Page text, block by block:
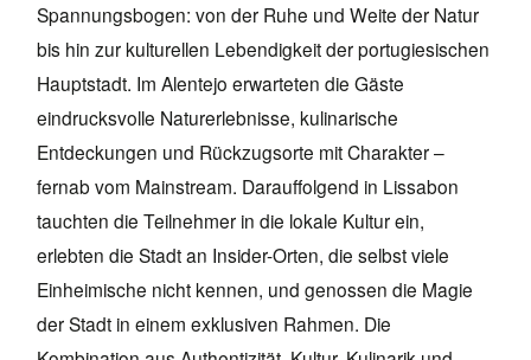
Spannungsbogen: von der Ruhe und Weite der Natur
bis hin zur kulturellen Lebendigkeit der portugiesischen
Hauptstadt. Im Alentejo erwarteten die Gäste
eindrucksvolle Naturerlebnisse, kulinarische
Entdeckungen und Rückzugsorte mit Charakter –
fernab vom Mainstream. Darauffolgend in Lissabon
tauchten die Teilnehmer in die lokale Kultur ein,
erlebten die Stadt an Insider-Orten, die selbst viele
Einheimische nicht kennen, und genossen die Magie
der Stadt in einem exklusiven Rahmen. Die